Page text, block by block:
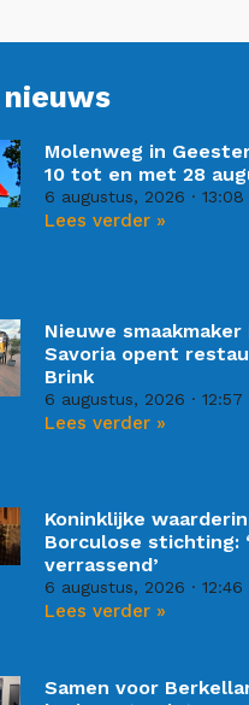
Molenweg in
10 tot en met 28
6 augustus, 2026 13:08
Lees verder »
Nieuwe smaakmaker
Savoria opent
Brink
6 augustus, 2026 12:57
Lees verder »
Koninklijke
Borculose stichting:
verrassend’
6 augustus, 2026 12:46
Lees verder »
Samen voor